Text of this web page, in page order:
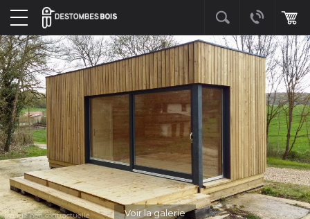
Voir la galerie